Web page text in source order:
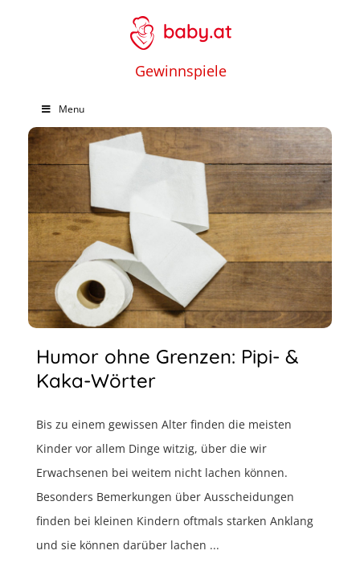
Gewinnspiele
Menu
Humor ohne Grenzen: Pipi- &
Kaka-Wörter
Bis zu einem gewissen Alter finden die meisten
Kinder vor allem Dinge witzig, über die wir
Erwachsenen bei weitem nicht lachen können.
Besonders Bemerkungen über Ausscheidungen
finden bei kleinen Kindern oftmals starken Anklang
und sie können darüber lachen ...